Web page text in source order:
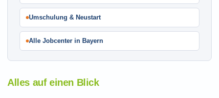
Umschulung & Neustart
Alle Jobcenter in Bayern
Alles auf einen Blick